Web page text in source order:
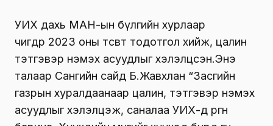
УИХ дахь МАН-ын бүлгийн хурлаар
өчигдөр 2023 оны төсөвт тодотгол хийж, цалин
тэтгэвэр нэмэх асуудлыг хэлэлцсэн.Энэ
талаар Сангийн сайд Б.Жавхлан “Засгийн
газрын хуралдаанаар цалин, тэтгэвэр нэмэх
асуудлыг хэлэлцэж, саналаа УИХ-д өргөн